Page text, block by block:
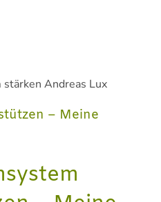
– Meine